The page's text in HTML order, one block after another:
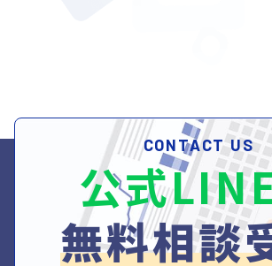
CONTACT US
公式
無料相談